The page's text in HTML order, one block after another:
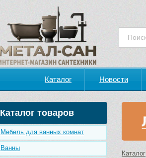
Каталог Новости
Каталог товаров
Мебель для ванных комнат
Ванны
Каталог